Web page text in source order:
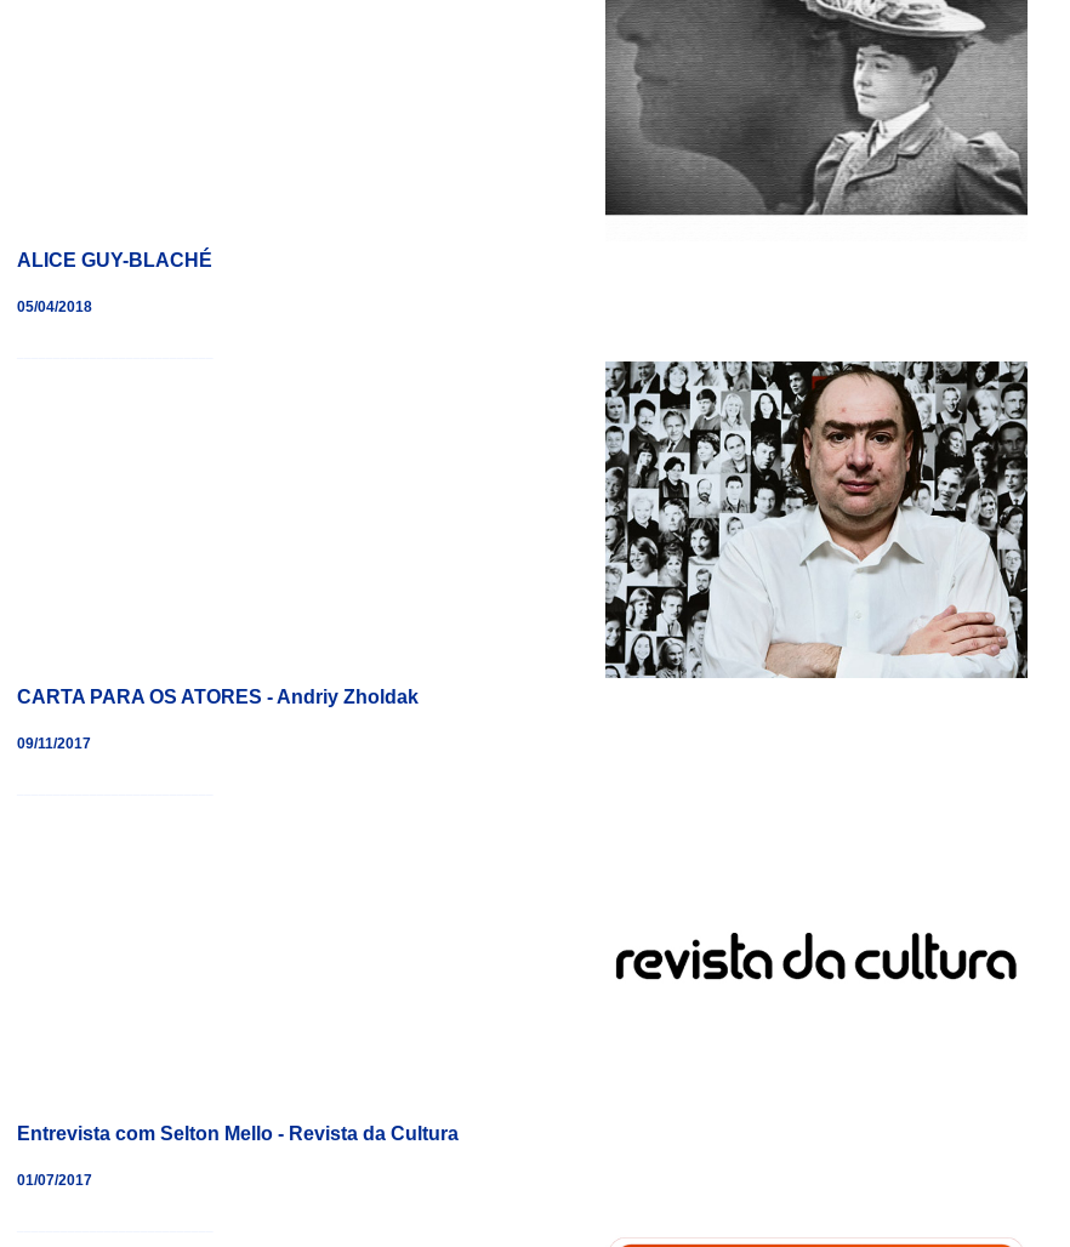
ALICE GUY-BLACHÉ
05/04/2018
CARTA PARA OS ATORES - Andriy Zholdak
09/11/2017
Entrevista com Selton Mello - Revista da Cultura
01/07/2017